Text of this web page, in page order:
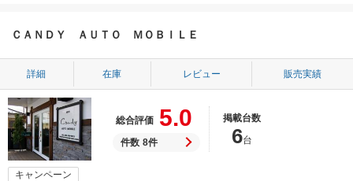
ＣＡＮＤＹ ＡＵＴＯ ＭＯＢＩＬＥ
詳細 在庫 レビュー 販売実績
総合評価 5.0
件数 8件
掲載台数
6台
キャンペーン